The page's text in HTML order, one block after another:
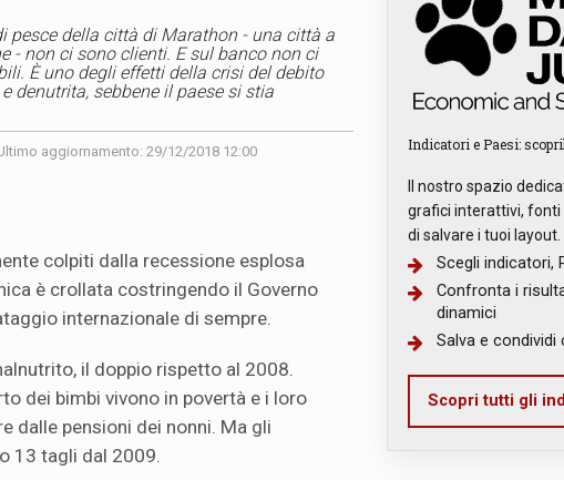
pesce della città di Marathon - una città a
- non ci sono clienti. E sul banco non ci
È uno degli effetti della crisi del debito
denutrita, sebbene il paese si stia
aggiornamento: 29/12/2018 12:00
colpiti dalla recessione esplosa
è crollata costringendo il Governo
internazionale di sempre.
il doppio rispetto al 2008.
dei bimbi vivono in povertà e i loro
dalle pensioni dei nonni. Ma gli
13 tagli dal 2009.
Indicatori e Paesi:
Il nostro spazio
grafici interattivi,
di salvare i tuoi layout.
Scegli indicatori,
Confronta i
dinamici
Salva e condividi
Scopri tutti gli